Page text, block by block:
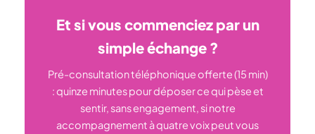
Et si vous commenciez par un
simple échange ?
Pré-consultation téléphonique offerte (15 min)
: quinze minutes pour déposer ce qui pèse et
sentir, sans engagement, si notre
accompagnement à quatre voix peut vous